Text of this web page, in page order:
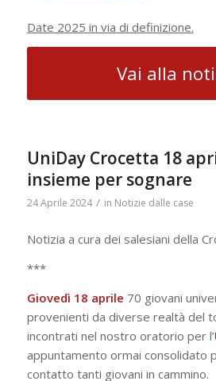
Date 2025 in via di definizione.
Vai alla
UniDay Crocetta 18
insieme per sognare
24 Aprile 2024 / in Notizie dalle case
Notizia a cura dei salesiani della
***
Giovedì 18 aprile 70 giovani
provenienti da diverse realtà del
incontrati nel nostro oratorio per l’
appuntamento ormai consolidato
contatto tanti giovani in cammino.